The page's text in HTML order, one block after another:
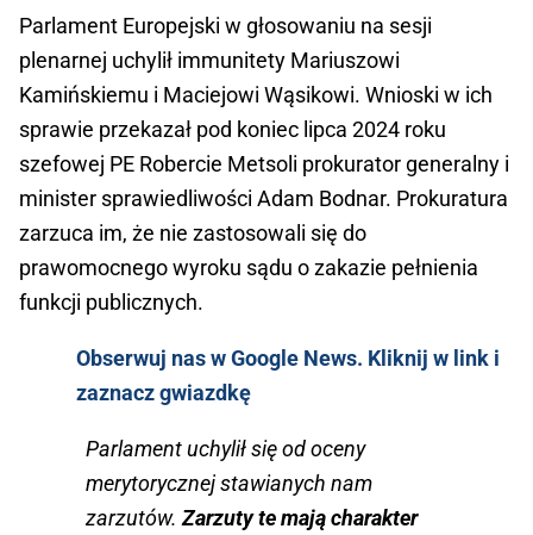
Parlament Europejski w głosowaniu na sesji
plenarnej uchylił immunitety Mariuszowi
Kamińskiemu i Maciejowi Wąsikowi. Wnioski w ich
sprawie przekazał pod koniec lipca 2024 roku
szefowej PE Robercie Metsoli prokurator generalny i
minister sprawiedliwości Adam Bodnar. Prokuratura
zarzuca im, że nie zastosowali się do
prawomocnego wyroku sądu o zakazie pełnienia
funkcji publicznych.
Obserwuj nas w Google News. Kliknij w link i
zaznacz gwiazdkę
Parlament uchylił się od oceny
merytorycznej stawianych nam
zarzutów. Zarzuty te mają charakter